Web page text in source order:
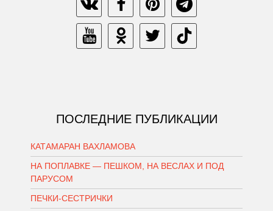
ПОСЛЕДНИЕ ПУБЛИКАЦИИ
КАТАМАРАН ВАХЛАМОВА
НА ПОПЛАВКЕ — ПЕШКОМ, НА ВЕСЛАХ И ПОД
ПАРУСОМ
ПЕЧКИ-СЕСТРИЧКИ